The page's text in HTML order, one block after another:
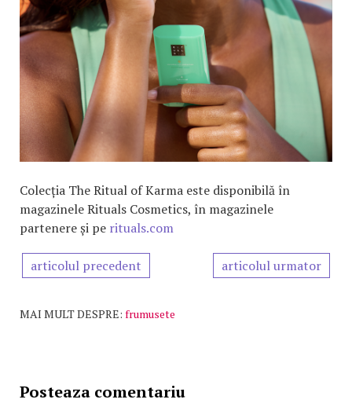
Colecția The Ritual of Karma este disponibilă în
magazinele Rituals Cosmetics, în magazinele
partenere și pe rituals.com
articolul precedent articolul urmator
MAI MULT DESPRE: frumusete
Posteaza comentariu